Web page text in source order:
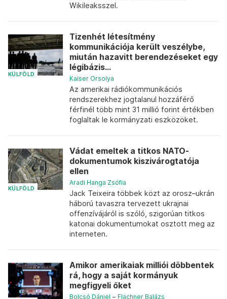
Wikileaksszel.
KÜLFÖLD
Tizenhét létesítmény
kommunikációja került veszélybe,
miután hazavitt berendezéseket egy
légibázis...
Kaiser Orsolya
Az amerikai rádiókommunikációs
rendszerekhez jogtalanul hozzáférő
férfinél több mint 31 millió forint értékben
foglaltak le kormányzati eszközöket.
KÜLFÖLD
Vádat emeltek a titkos NATO-
dokumentumok kiszivárogtatója
ellen
Aradi Hanga Zsófia
Jack Teixeira többek közt az orosz–ukrán
háború tavaszra tervezett ukrajnai
offenzívájáról is szóló, szigorúan titkos
katonai dokumentumokat osztott meg az
interneten.
Amikor amerikaiak milliói döbbentek
rá, hogy a saját kormányuk
megfigyeli őket
Bolcsó Dániel – Flachner Balázs